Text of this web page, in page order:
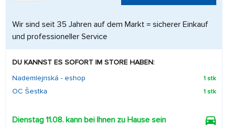
Wir sind seit 35 Jahren auf dem Markt = sicherer Einkauf
und professioneller Service
DU KANNST ES SOFORT IM STORE HABEN:
Nademlejnská - eshop
1 stk
OC Šestka 1 stk
Dienstag 11.08. kann bei Ihnen zu Hause sein